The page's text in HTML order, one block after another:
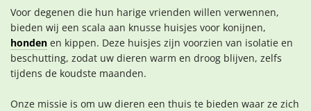
Voor degenen die hun harige vrienden willen verwennen,
bieden wij een scala aan knusse huisjes voor konijnen,
honden en kippen. Deze huisjes zijn voorzien van isolatie en
beschutting, zodat uw dieren warm en droog blijven, zelfs
tijdens de koudste maanden.
Onze missie is om uw dieren een thuis te bieden waar ze zich